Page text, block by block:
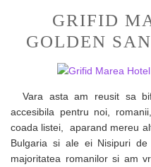
GRIFID
GOLDEN
Vara asta am reusit sa
accesibila pentru noi,
coada listei, aparand mereu
Bulgaria si ale ei Nisipuri
majoritatea romanilor si am